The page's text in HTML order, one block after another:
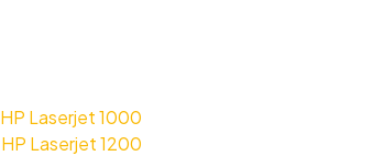
HP Laserjet 1000
HP Laserjet 1200